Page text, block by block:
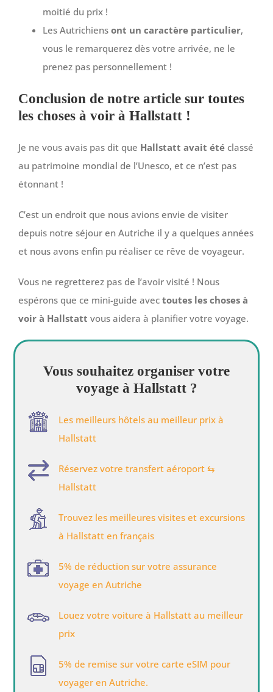
moitié du prix !
Les Autrichiens ont un caractère particulier,
vous le remarquerez dès votre arrivée, ne le
prenez pas personnellement !
Conclusion de notre article sur toutes
les choses à voir à Hallstatt !
Je ne vous avais pas dit que Hallstatt avait été classé
au patrimoine mondial de l’Unesco, et ce n’est pas
étonnant !
C’est un endroit que nous avions envie de visiter
depuis notre séjour en Autriche il y a quelques années
et nous avons enfin pu réaliser ce rêve de voyageur.
Vous ne regretterez pas de l’avoir visité ! Nous
espérons que ce mini-guide avec toutes les choses à
voir à Hallstatt vous aidera à planifier votre voyage.
Vous souhaitez organiser votre
voyage à Hallstatt ?
Les meilleurs hôtels au meilleur prix à
Hallstatt
Réservez votre transfert aéroport ⇆
Hallstatt
Trouvez les meilleures visites et excursions
à Hallstatt en français
5% de réduction sur votre assurance
voyage en Autriche
Louez votre voiture à Hallstatt au meilleur
prix
5% de remise sur votre carte eSIM pour
voyager en Autriche.